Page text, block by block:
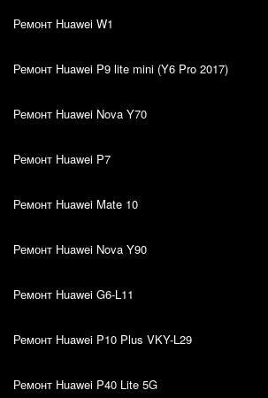
Ремонт Huawei W1
Ремонт Huawei P9 lite mini (Y6 Pro 2017)
Ремонт Huawei Nova Y70
Ремонт Huawei P7
Ремонт Huawei Mate 10
Ремонт Huawei Nova Y90
Ремонт Huawei G6-L11
Ремонт Huawei P10 Plus VKY-L29
Ремонт Huawei P40 Lite 5G